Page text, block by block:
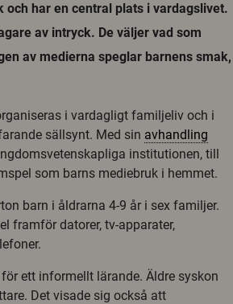
har en central plats i vardagslivet.
av intryck. De väljer vad som
av medierna speglar barnens smak,
i vardagligt familjeliv och i
sällsynt. Med sin avhandling
institutionen, till
som barns mediebruk i hemmet.
barn i åldrarna 4-9 år i sex familjer.
framför datorer, tv-apparater,
ett informellt lärande. Äldre syskon
Det visade sig också att